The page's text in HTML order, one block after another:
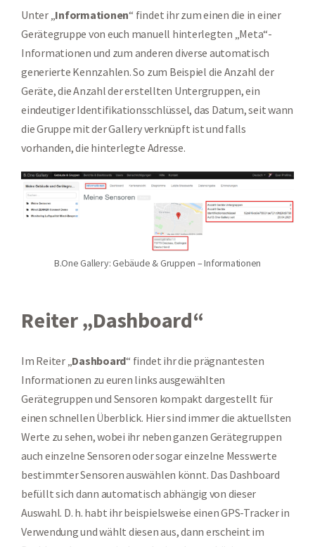
Unter „ Informationen“ findet ihr zum einen die in einer
Gerätegruppe von euch manuell hinterlegten „Meta“-
Informationen und zum anderen diverse automatisch
generierte Kennzahlen. So zum Beispiel die Anzahl der
Geräte, die Anzahl der erstellten Untergruppen, ein
eindeutiger Identifikationsschlüssel, das Datum, seit wann
die Gruppe mit der Gallery verknüpft ist und falls
vorhanden, die hinterlegte Adresse.
B.One Gallery: Gebäude & Gruppen – Informationen
Reiter „Dashboard“
Im Reiter „Dashboard“ findet ihr die prägnantesten
Informationen zu euren links ausgewählten
Gerätegruppen und Sensoren kompakt dargestellt für
einen schnellen Überblick. Hier sind immer die aktuellsten
Werte zu sehen, wobei ihr neben ganzen Gerätegruppen
auch einzelne Sensoren oder sogar einzelne Messwerte
bestimmter Sensoren auswählen könnt. Das Dashboard
befüllt sich dann automatisch abhängig von dieser
Auswahl. D. h. habt ihr beispielsweise einen GPS-Tracker in
Verwendung und wählt diesen aus, dann erscheint im